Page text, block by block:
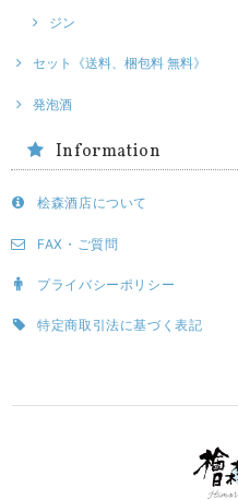
ジン
セット《送料、梱包料 無料》
発泡酒
Information
桧森酒店について
FAX・ご質問
プライバシーポリシー
特定商取引法に基づく表記